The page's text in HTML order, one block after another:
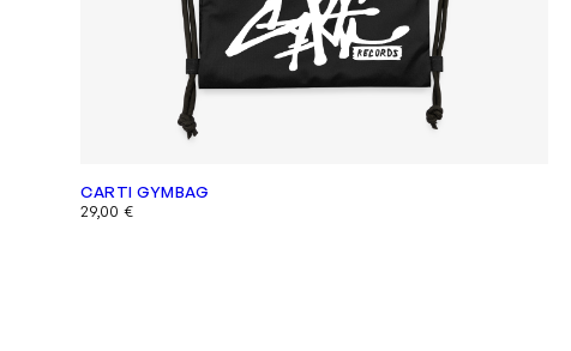
CARTI GYMBAG
29,00€